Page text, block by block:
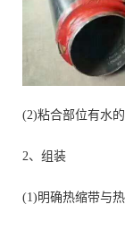
(2)粘合部位有水
2、组装
(1)明确热缩带与